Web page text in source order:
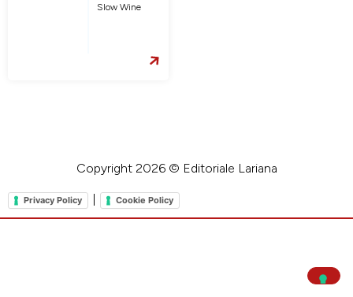
Slow Wine
Copyright 2026 © Editoriale Lariana
Privacy Policy Cookie Policy